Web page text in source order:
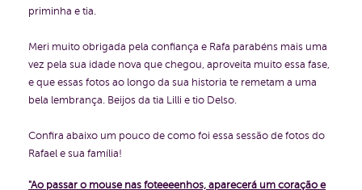
priminha e tia.
Meri muito obrigada pela confiança e Rafa parabéns mais uma
vez pela sua idade nova que chegou, aproveita muito essa fase,
e que essas fotos ao longo da sua historia te remetam a uma
bela lembrança. Beijos da tia Lilli e tio Delso.
Confira abaixo um pouco de como foi essa sessão de fotos do
Rafael e sua família!
"Ao passar o mouse nas foteeeenhos, aparecerá um coração e